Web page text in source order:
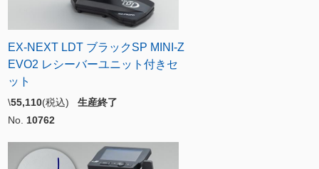
EX-NEXT LDT ブラックSP MINI-Z
EVO2 レシーバーユニット付きセ
ット
\55,110(税込) 生産終了
No. 10762